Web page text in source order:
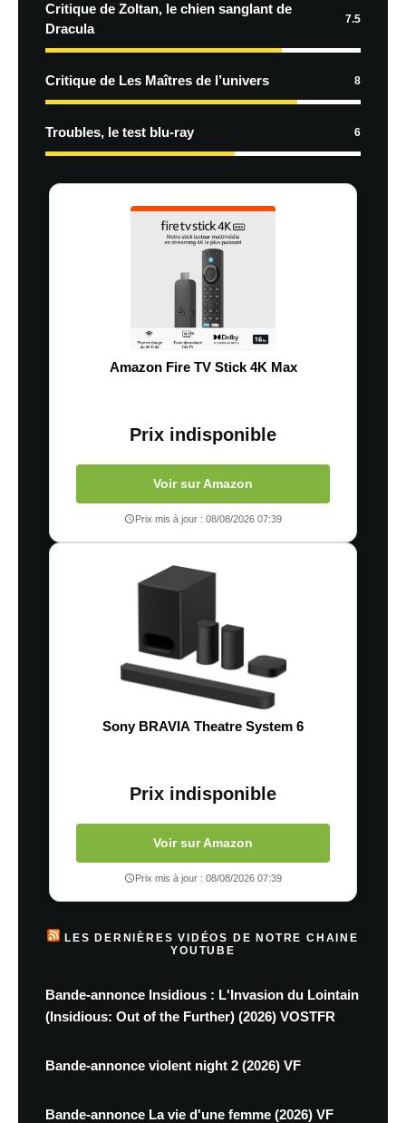
Critique de Zoltan, le chien sanglant de
Dracula
7.5
Critique de Les Maîtres de l’univers 8
Troubles, le test blu-ray 6
Amazon Fire TV Stick 4K Max
Prix indisponible
Voir sur Amazon
Prix mis à jour : 08/08/2026 07:39
Sony BRAVIA Theatre System 6
Prix indisponible
Voir sur Amazon
Prix mis à jour : 08/08/2026 07:39
LES DERNIÈRES VIDÉOS DE NOTRE CHAINE
YOUTUBE
Bande-annonce Insidious : L'Invasion du Lointain
(Insidious: Out of the Further) (2026) VOSTFR
Bande-annonce violent night 2 (2026) VF
Bande-annonce La vie d'une femme (2026) VF